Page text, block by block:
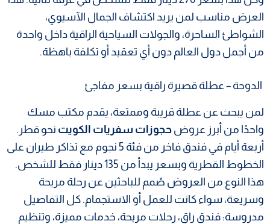
العرض مناسب لمن يريد اكتشاف الجمال الآسيوي،
الشواطئ الساحرة، والجولات السياحية الراقية داخل واحدة
من أجمل دول العالم دون أي تعقيد أو تكلفة باهظة.
الدوحة – عطلة قصيرة راقية بسعر مفاجئ
لمن يبحث عن عطلة قريبة وممتعة، يقدم مكتب مسك
واحدًا من أبرز عروض حجوزات سفريات الكويت نحو قطر.
أربعة أيام في فندق فاخر من فئة 5 نجوم مع تذاكر طيران على
الخطوط القطرية وبسعر يبدأ من 135 دينار فقط للشخص.
هذا النوع من العروض صُمم للباحثين عن رحلة مريحة
وسريعة، سواء كانت للعمل أو الاستجمام. كل التفاصيل
مدروسة: فندق راقٍ، رحلات مريحة، خدمات مميزة، وتنظيم